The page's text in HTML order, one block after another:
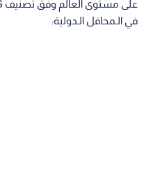
في الـمحافل الـدولية: